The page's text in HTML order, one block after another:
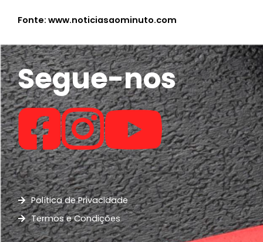
Fonte: www.noticiasaominuto.com
Segue-nos
Política de Privacidade
Termos e Condições